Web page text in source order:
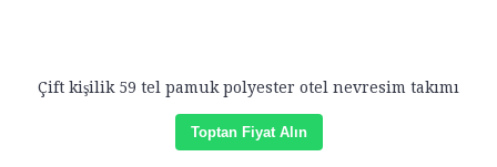
Çift kişilik 59 tel pamuk polyester otel nevresim takımı
Toptan Fiyat Alın